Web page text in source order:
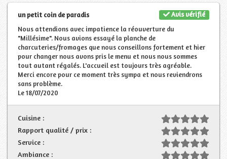
Avis vérifié
un petit coin de paradis
Nous attendions avec impatience la réouverture du
"Millésime". Nous avions essayé la planche de
charcuteries/fromages que nous conseillons fortement et hier
pour changer nous avons pris le menu et nous nous sommes
tout autant régalés. L'accueil est toujours très agréable.
Merci encore pour ce moment très sympa et nous reviendrons
sans problème.
Le 18/07/2020
Cuisine :
Rapport qualité / prix :
Service :
Ambiance :